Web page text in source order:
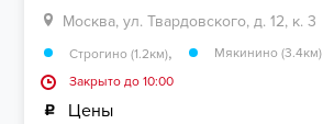
Москва, ул. Твардовского, д. 12, к. 3
Строгино (1.2км),
Мякинино (3.4км)
Закрыто до 10:00
Цены